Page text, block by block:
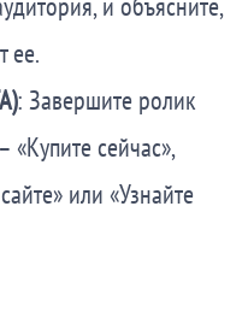
ее.
: Завершите ролик
сейчас»,
или «Узнайте